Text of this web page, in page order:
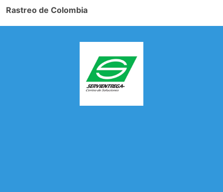
Rastreo de Colombia